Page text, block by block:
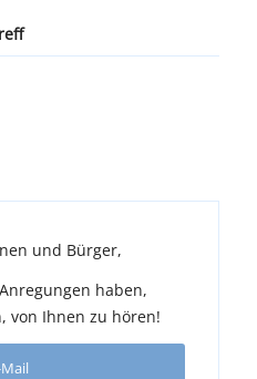
und Bürger,
haben,
von Ihnen zu hören!
Mail